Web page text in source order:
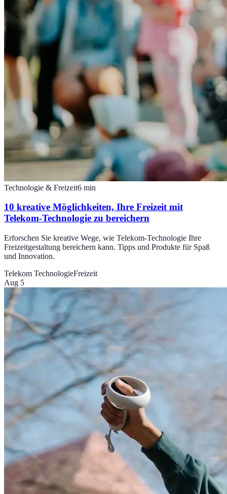
Technologie & Freizeit6 min
10 kreative Möglichkeiten, Ihre Freizeit mit
Telekom-Technologie zu bereichern
Erforschen Sie kreative Wege, wie Telekom-Technologie Ihre
Freizeitgestaltung bereichern kann. Tipps und Produkte für Spaß
und Innovation.
Telekom TechnologieFreizeit
Aug 5